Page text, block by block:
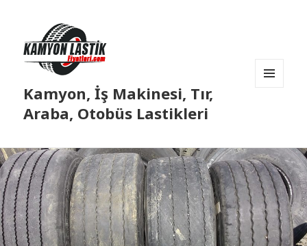
Kamyon, İş Makinesi, Tır,
Araba, Otobüs Lastikleri